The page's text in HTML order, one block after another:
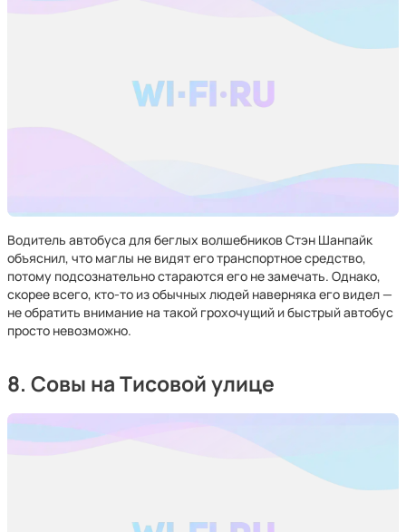
Водитель автобуса для беглых волшебников Стэн Шанпайк
объяснил, что маглы не видят его транспортное средство,
потому подсознательно стараются его не замечать. Однако,
скорее всего, кто-то из обычных людей наверняка его видел —
не обратить внимание на такой грохочущий и быстрый автобус
просто невозможно.
8. Совы на Тисовой улице